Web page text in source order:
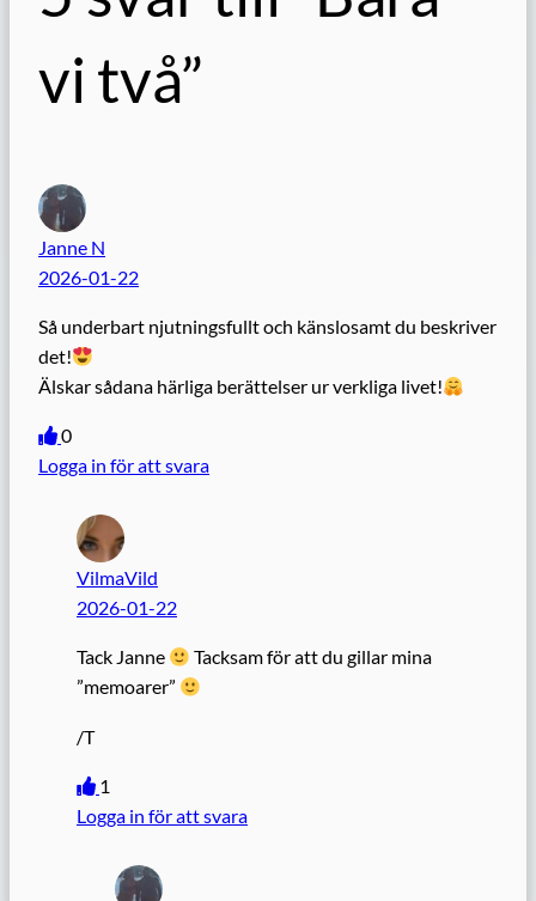
vi två”
Janne N
2026-01-22
Så underbart njutningsfullt och känslosamt du beskriver
det!
Älskar sådana härliga berättelser ur verkliga livet!
0
Logga in för att svara
VilmaVild
2026-01-22
Tack Janne
Tacksam för att du gillar mina
”memoarer”
/T
1
Logga in för att svara